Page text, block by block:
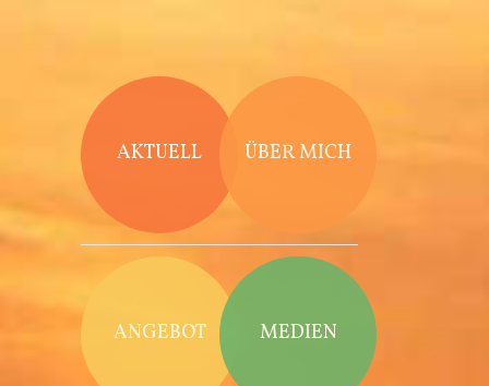
AKTUELL ÜBER MICH
ANGEBOT MEDIEN